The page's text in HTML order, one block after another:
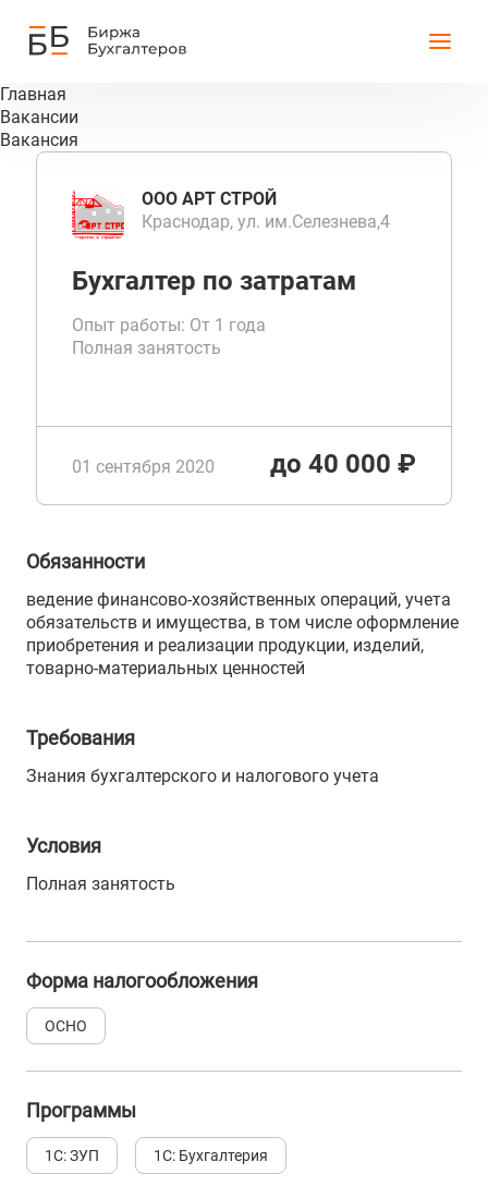
Главная
Вакансии
Вакансия
ООО АРТ СТРОЙ
Краснодар, ул. им.Селезнева,4
Бухгалтер по затратам
Опыт работы: От 1 года
Полная занятость
01 сентября 2020 до 40 000 ₽
Обязанности
ведение финансово-хозяйственных операций, учета
обязательств и имущества, в том числе оформление
приобретения и реализации продукции, изделий,
товарно-материальных ценностей
Требования
Знания бухгалтерского и налогового учета
Условия
Полная занятость
Форма налогообложения
ОСНО
Программы
1С: ЗУП 1С: Бухгалтерия